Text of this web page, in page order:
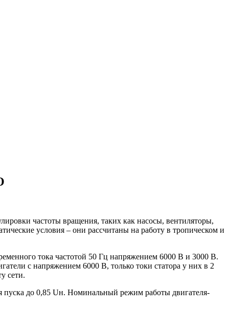
частоты вращения, таких как насосы, вентиляторы,
условия – они рассчитаны на работу в тропическом и
тока частотой 50 Гц напряжением 6000 В и 3000 В.
с напряжением 6000 В, только токи статора у них в 2
сети.
пуска до 0,85 Uн. Номинальный режим работы двигателя-